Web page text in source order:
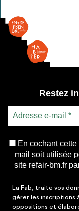
Restez
En cochant
mail soit utilisée
site refair-bm.fr
La Fab, traite vos
gérer les inscriptions
oppositions et